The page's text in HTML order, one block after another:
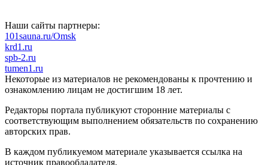
Наши сайты партнеры:
101sauna.ru/Omsk
krd1.ru
spb-2.ru
tumen1.ru
Некоторые из материалов не рекомендованы к прочтению и
ознакомлению лицам не достигшим 18 лет.
Редакторы портала публикуют сторонние материалы с
соответствующим выполнением обязательств по сохранению
авторских прав.
В каждом публикуемом материале указывается ссылка на
источник правообладателя.